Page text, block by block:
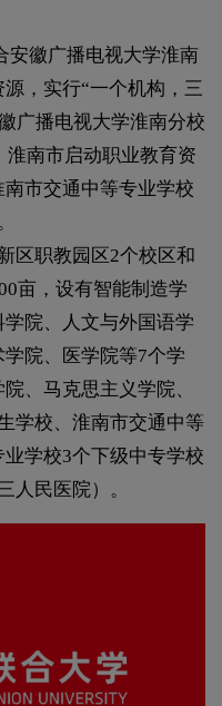
安徽广播电视大学淮南
，实行“一个机构，三
广播电视大学淮南分校
淮南市启动职业教育资
市交通中等专业学校
区职教园区2个校区和
亩，设有智能制造学
院、人文与外国语学
院、医学院等7个学
、马克思主义学院、
学校、淮南市交通中等
学校3个下级中专学校
人民医院）。